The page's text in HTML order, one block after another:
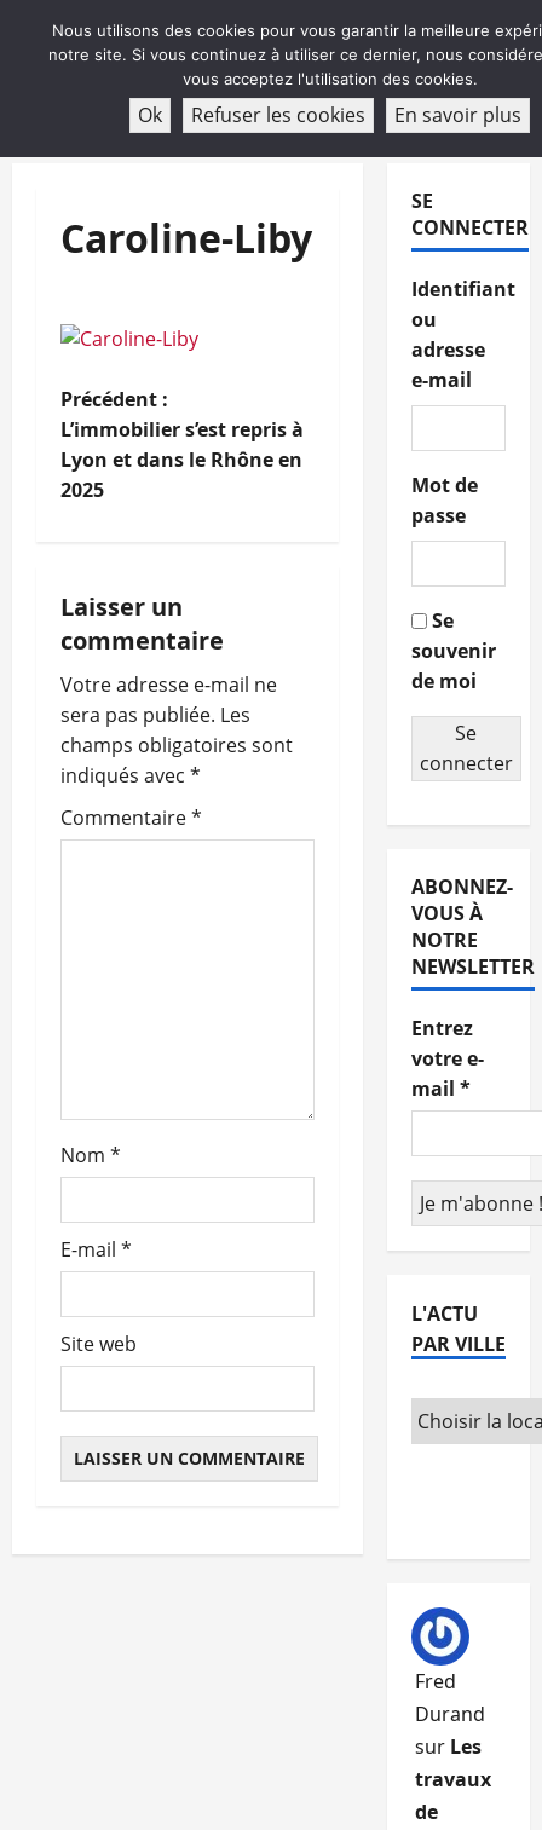
ABONNEMENT
Caroline-Liby
N
a
v
g
a
t
i
o
t
i
c
l
e
Précédent :
L’immobilier s’est repris à
Lyon et dans le Rhône en
2025
Laisser un
commentaire
Votre adresse e-mail ne
sera pas publiée. Les
champs obligatoires sont
indiqués avec *
Commentaire*
Nom *
E-mail *
Site web
SE
CONNECTER
Identifiant
ou
adresse
e-mail
Mot de
passe
Se
souvenir
de moi
Se
connecter
ABONNEZ-
VOUS À
NOTRE
NEWSLETTER
Entrez
votre e-
mail *
L'ACTU
PAR VILLE
Fred
Durand
sur Les
travaux
de
Nous utilisons des cookies pour vous garantir la meilleure
notre site. Si vous continuez à utiliser ce dernier, nous
vous acceptez l'utilisation des cookies.
Ok Refuser les cookies En savoir plus